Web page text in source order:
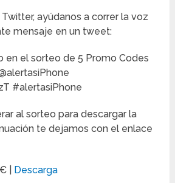
ayúdanos a correr la voz
mensaje en un tweet:
en el sorteo de 5 Promo Codes
#alertasiPhone
al sorteo para descargar la
te dejamos con el enlace
| Descarga